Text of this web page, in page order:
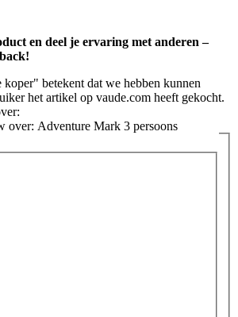
en deel je ervaring met anderen –
betekent dat we hebben kunnen
het artikel op vaude.com heeft gekocht.
over: Adventure Mark 3 persoons